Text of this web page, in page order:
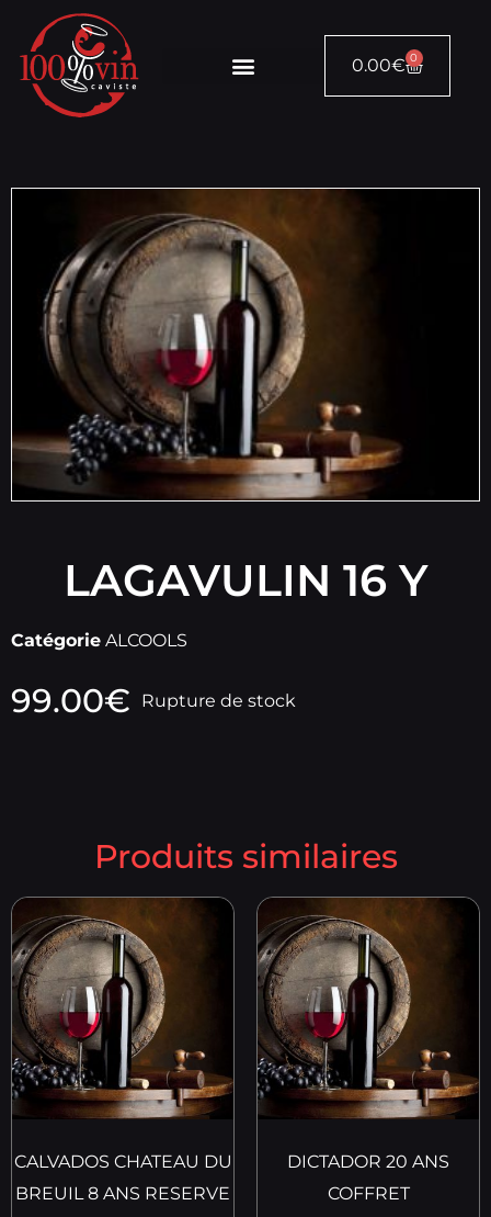
0.00€ 0
LAGAVULIN 16 Y
Catégorie ALCOOLS
99.00€ Rupture de stock
Produits similaires
CALVADOS CHATEAU DU
BREUIL 8 ANS RESERVE
DICTADOR 20 ANS
COFFRET